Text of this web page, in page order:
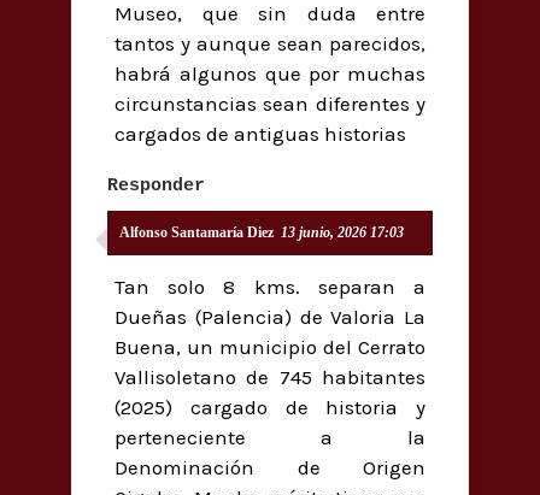
Museo, que sin duda entre
tantos y aunque sean parecidos,
habrá algunos que por muchas
circunstancias sean diferentes y
cargados de antiguas historias
Responder
Alfonso Santamaría Diez 13 junio, 2026 17:03
Tan solo 8 kms. separan a
Dueñas (Palencia) de Valoria La
Buena, un municipio del Cerrato
Vallisoletano de 745 habitantes
(2025) cargado de historia y
perteneciente a la
Denominación de Origen